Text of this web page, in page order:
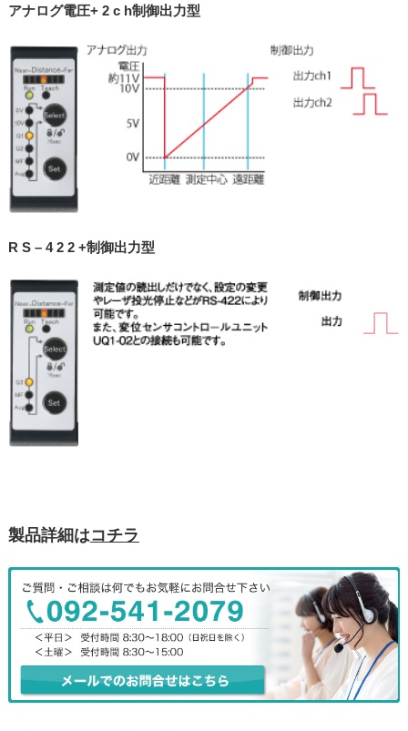
アナログ電圧+ 2 c h制御出力型
R S – 4 2 2 +制御出力型
製品詳細はコチラ